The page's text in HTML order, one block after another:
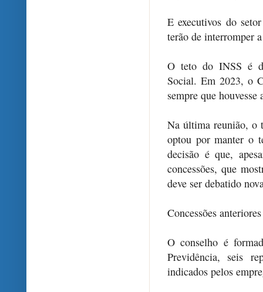
E executivos do
terão de interromper
O teto do INSS é
Social. Em 2023, o
sempre que
Na última reunião, o
optou por manter o
decisão é que,
concessões, que
deve ser debatido
Concessões
O conselho é
Previdência, seis
indicados pelos